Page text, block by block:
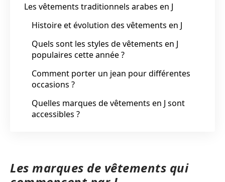
Les vêtements traditionnels arabes en J
Histoire et évolution des vêtements en J
Quels sont les styles de vêtements en J
populaires cette année ?
Comment porter un jean pour différentes
occasions ?
Quelles marques de vêtements en J sont
accessibles ?
Les marques de vêtements qui